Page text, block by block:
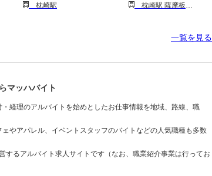
枕崎駅
枕崎駅 薩摩板敷駅
一覧を見る
マッハバイト
経理のアルバイトを始めとしたお仕事情報を地域、路線、職
やアパレル、イベントスタッフのバイトなどの人気職種も多数
するアルバイト求人サイトです（なお、職業紹介事業は行ってお